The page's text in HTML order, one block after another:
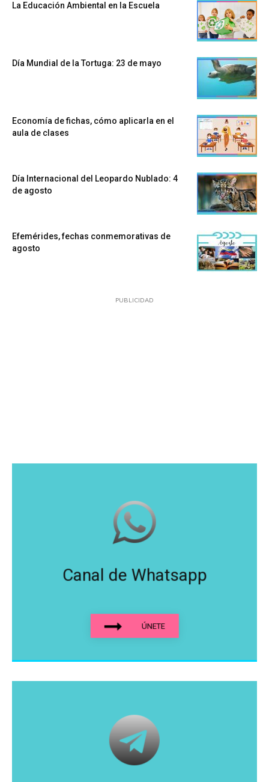
La Educación Ambiental en la Escuela
Día Mundial de la Tortuga: 23 de mayo
Economía de fichas, cómo aplicarla en el
aula de clases
Día Internacional del Leopardo Nublado: 4
de agosto
Efemérides, fechas conmemorativas de
agosto
PUBLICIDAD
Canal de Whatsapp
ÚNETE